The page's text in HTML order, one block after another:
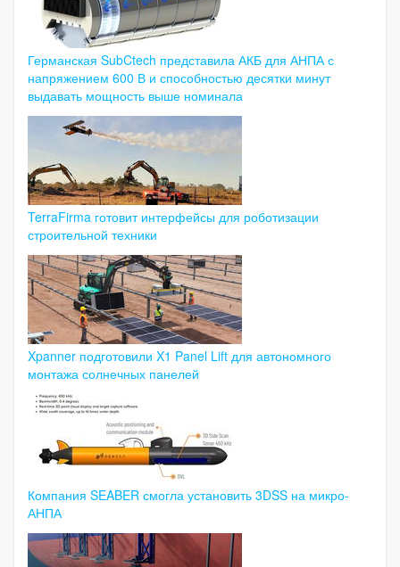
Германская SubCtech представила АКБ для АНПА с
напряжением 600 В и способностью десятки минут
выдавать мощность выше номинала
TerraFirma готовит интерфейсы для роботизации
строительной техники
Xpanner подготовили X1 Panel Lift для автономного
монтажа солнечных панелей
Компания SEABER смогла установить 3DSS на микро-
АНПА